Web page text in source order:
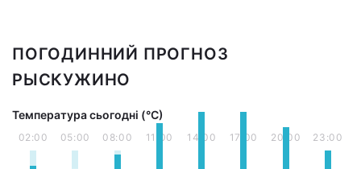
ПОГОДИННИЙ ПРОГНОЗ
РЫСКУЖИНО
Температура сьогодні (°С)
02:00 05:00 08:00 11:00 14:00 17:00 20:00 23:00